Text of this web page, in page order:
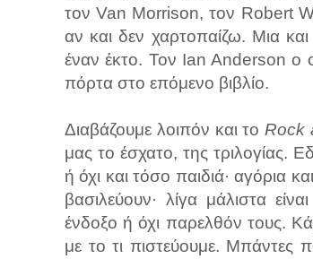
τον Van Morrison, τον Robert
αν και δεν χαρτοπαίζω. Μια
έναν έκτο. Τον Ian Anderson ο
πόρτα στο επόμενο βιβλίο.
Διαβάζουμε λοιπόν και το Rock
μας το έσχατο, της τριλογίας.
ή όχι και τόσο παιδιά· αγόρια
βασιλεύουν· λίγα μάλιστα
ένδοξο ή όχι παρελθόν τους.
με το τι πιστεύουμε. Μπάντες